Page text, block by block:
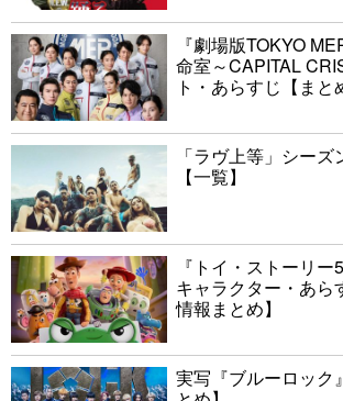
『劇場版TOKYO
命室～CAPITAL
ト・あらすじ【まと
「ラヴ上等」シー
【一覧】
『トイ・ストーリー
キャラクター・あら
情報まとめ】
実写『ブルーロック